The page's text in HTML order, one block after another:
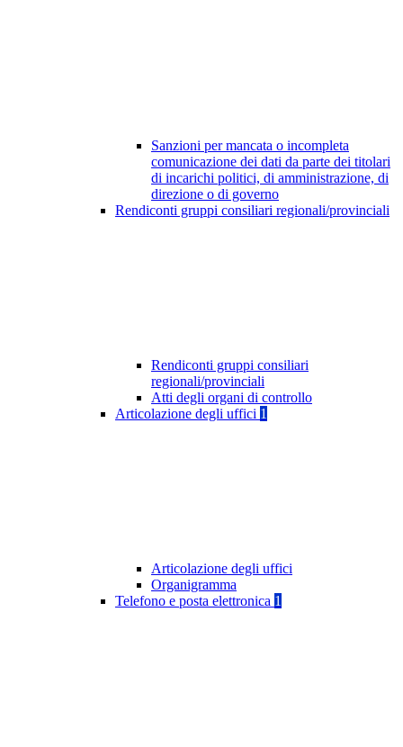
Sanzioni per mancata o incompleta
comunicazione dei dati da parte dei titolari
di incarichi politici, di amministrazione, di
direzione o di governo
Rendiconti gruppi consiliari regionali/provinciali
Rendiconti gruppi consiliari
regionali/provinciali
Atti degli organi di controllo
Articolazione degli uffici 1
Articolazione degli uffici
Organigramma
Telefono e posta elettronica 1